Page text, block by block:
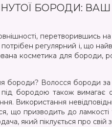
БОРОДИ: ВАШ
перетворившись
регулярний і, що
косметика для бороди,
Волосся бороди за
бородою також
Використання
що призводить до
який піклується про свій